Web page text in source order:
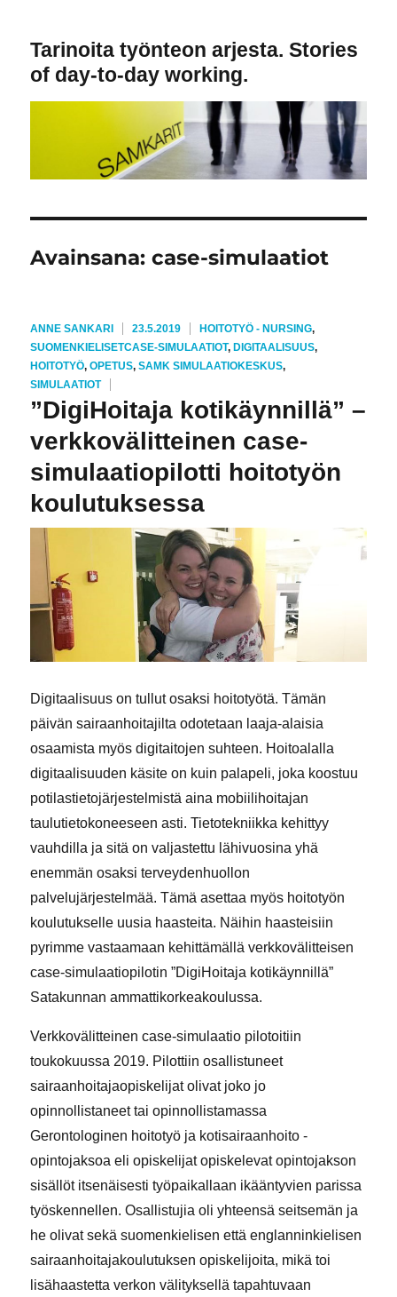
Tarinoita työnteon arjesta. Stories
of day-to-day working.
Avainsana:case-simulaatiot
KIRJOITTAJA
ANNE SANKARI JULKAISTU
23.5.2019 KATEGORIAT
HOITOTYÖ - NURSING,
SUOMENKIELISETAVAINSANAT
CASE-SIMULAATIOT, DIGITAALISUUS,
HOITOTYÖ,OPETUS,SAMK SIMULAATIOKESKUS,
SIMULAATIOT
”DigiHoitaja kotikäynnillä” –
verkkovälitteinen case-
simulaatiopilotti hoitotyön
koulutuksessa
Digitaalisuus on tullut osaksi hoitotyötä. Tämän
päivän sairaanhoitajilta odotetaan laaja-alaisia
osaamista myös digitaitojen suhteen. Hoitoalalla
digitaalisuuden käsite on kuin palapeli, joka koostuu
potilastietojärjestelmistä aina mobiilihoitajan
taulutietokoneeseen asti. Tietotekniikka kehittyy
vauhdilla ja sitä on valjastettu lähivuosina yhä
enemmän osaksi terveydenhuollon
palvelujärjestelmää. Tämä asettaa myös hoitotyön
koulutukselle uusia haasteita. Näihin haasteisiin
pyrimme vastaamaan kehittämällä verkkovälitteisen
case-simulaatiopilotin ”DigiHoitaja kotikäynnillä”
Satakunnan ammattikorkeakoulussa.
Verkkovälitteinen case-simulaatio pilotoitiin
toukokuussa 2019. Pilottiin osallistuneet
sairaanhoitajaopiskelijat olivat joko jo
opinnollistaneet tai opinnollistamassa
Gerontologinen hoitotyö ja kotisairaanhoito -
opintojaksoa eli opiskelijat opiskelevat opintojakson
sisällöt itsenäisesti työpaikallaan ikääntyvien parissa
työskennellen. Osallistujia oli yhteensä seitsemän ja
he olivat sekä suomenkielisen että englanninkielisen
sairaanhoitajakoulutuksen opiskelijoita, mikä toi
lisähaastetta verkon välityksellä tapahtuvaan